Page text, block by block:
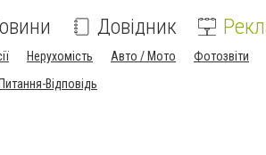
Довідник
Нерухомість Авто / Мото Фотозвіти
Питання-Відповідь